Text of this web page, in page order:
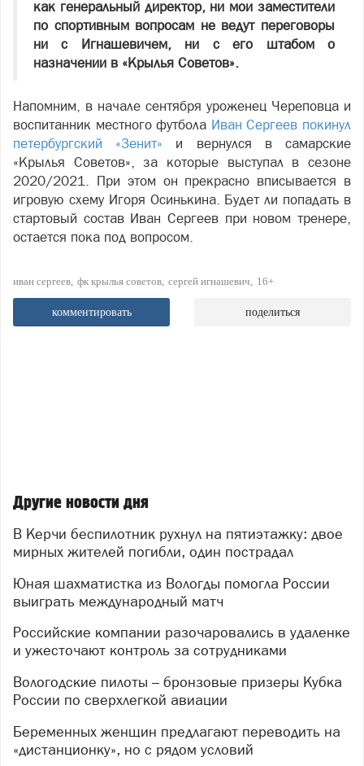
как генеральный директор, ни мои заместители
по спортивным вопросам не ведут переговоры
ни с Игнашевичем, ни с его штабом о
назначении в «Крылья Советов».
Напомним, в начале сентября уроженец Череповца и
воспитанник местного футбола Иван Сергеев покинул
петербургский «Зенит» и вернулся в самарские
«Крылья Советов», за которые выступал в сезоне
2020/2021. При этом он прекрасно вписывается в
игровую схему Игоря Осинькина. Будет ли попадать в
стартовый состав Иван Сергеев при новом тренере,
остается пока под вопросом.
иван сергеев фк крылья советов сергей игнашевич 16+
комментировать поделиться
Другие новости дня
В Керчи беспилотник рухнул на пятиэтажку: двое
мирных жителей погибли, один пострадал
Юная шахматистка из Вологды помогла России
выиграть международный матч
Российские компании разочаровались в удаленке
и ужесточают контроль за сотрудниками
Вологодские пилоты – бронзовые призеры Кубка
России по сверхлегкой авиации
Беременных женщин предлагают переводить на
«дистанционку», но с рядом условий